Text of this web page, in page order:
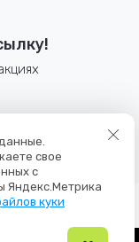
свое
с
Яндекс.Метрика
куки